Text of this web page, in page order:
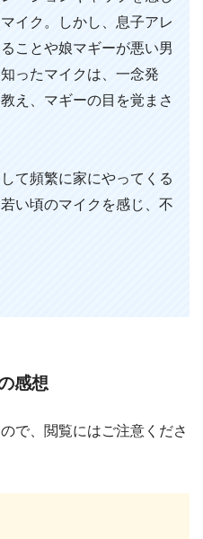
イク。しかし、息子アレ
ことや娘マギーが悪い男
ったマイクは、一念発
え、マギーの目を覚まさ
て頻繁に家にやってくる
い頃のマイクを感じ、不
感想
で、閲覧にはご注意くださ